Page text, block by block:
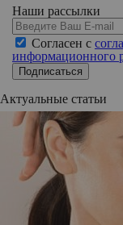
Наши рассылки
Согласен с
информационного
Подписаться
Актуальные статьи